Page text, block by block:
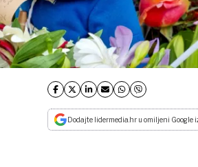
Dodajte lidermedia.hr u omiljeni Google